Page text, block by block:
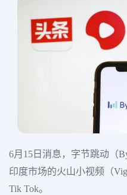
6月15日消息，字节跳动（
印度市场的火山小视频（
Tik Tok。